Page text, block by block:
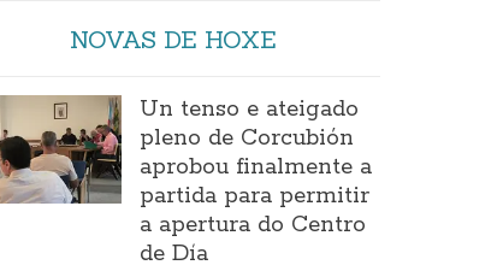
NOVAS DE HOXE
Un tenso e ateigado
pleno de Corcubión
aprobou finalmente a
partida para permitir
a apertura do Centro
de Día